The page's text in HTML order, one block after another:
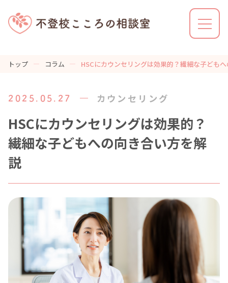
利用の流れ
カウンセラーの特徴
料金
コラム
トップ コラム HSCにカウンセリングは効果的？繊細な子ども
2025.05.27 カウンセリング
HSCにカウンセリングは効果的？
繊細な子どもへの向き合い方を解
説